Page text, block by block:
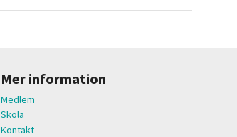
Mer information
Medlem
Skola
Kontakt